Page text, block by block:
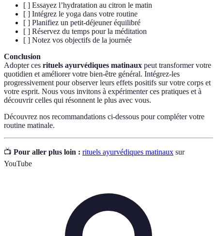
[ ] Essayez l’hydratation au citron le matin
[ ] Intégrez le yoga dans votre routine
[ ] Planifiez un petit-déjeuner équilibré
[ ] Réservez du temps pour la méditation
[ ] Notez vos objectifs de la journée
Conclusion
Adopter ces rituels ayurvédiques matinaux peut transformer votre
quotidien et améliorer votre bien-être général. Intégrez-les
progressivement pour observer leurs effets positifs sur votre corps et
votre esprit. Nous vous invitons à expérimenter ces pratiques et à
découvrir celles qui résonnent le plus avec vous.
Découvrez nos recommandations ci-dessous pour compléter votre
routine matinale.
📺 Pour aller plus loin : rituels ayurvédiques matinaux sur
YouTube